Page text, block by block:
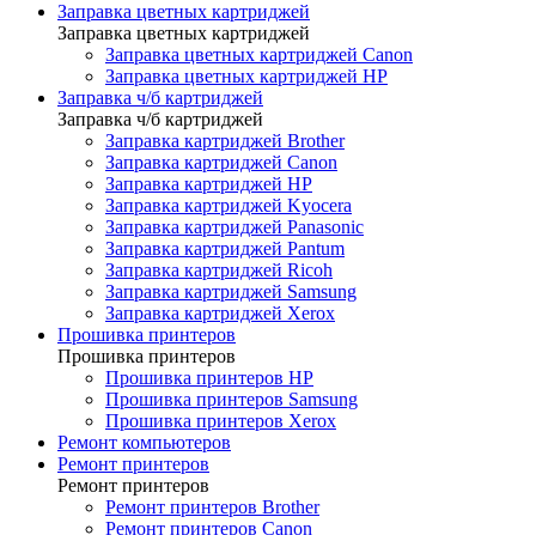
Заправка цветных картриджей
Заправка цветных картриджей
Заправка цветных картриджей Canon
Заправка цветных картриджей HP
Заправка ч/б картриджей
Заправка ч/б картриджей
Заправка картриджей Brother
Заправка картриджей Canon
Заправка картриджей HP
Заправка картриджей Kyocera
Заправка картриджей Panasonic
Заправка картриджей Pantum
Заправка картриджей Ricoh
Заправка картриджей Samsung
Заправка картриджей Xerox
Прошивка принтеров
Прошивка принтеров
Прошивка принтеров HP
Прошивка принтеров Samsung
Прошивка принтеров Xerox
Ремонт компьютеров
Ремонт принтеров
Ремонт принтеров
Ремонт принтеров Brother
Ремонт принтеров Canon